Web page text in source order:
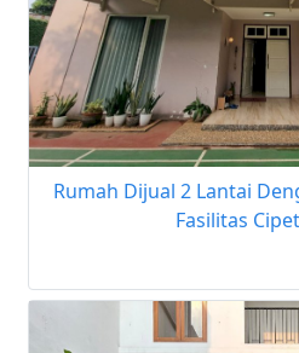
Rumah Dijual 2 Lantai
Fasilitas